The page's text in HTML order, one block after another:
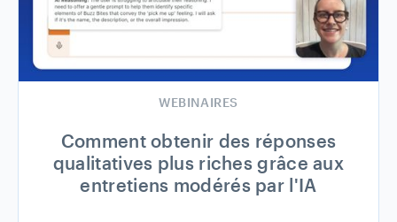
WEBINAIRES
Comment obtenir des réponses
qualitatives plus riches grâce aux
entretiens modérés par l'IA